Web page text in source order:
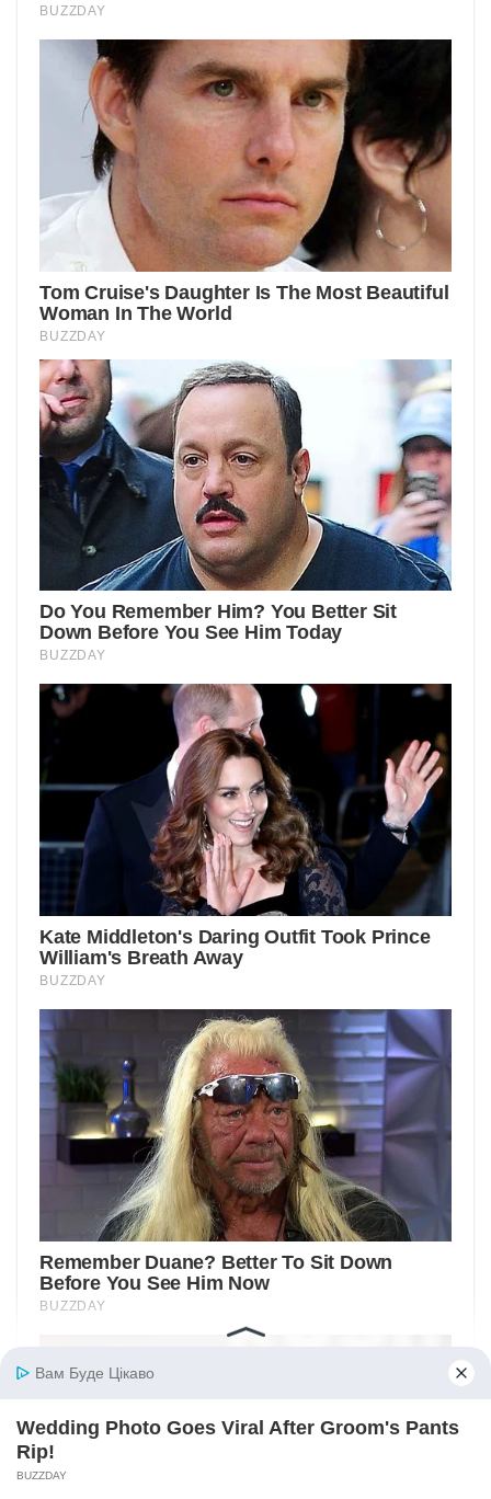
Вам Буде Цікаво
Wedding Photo Goes Viral After Groom's Pants
Rip!
BUZZDAY